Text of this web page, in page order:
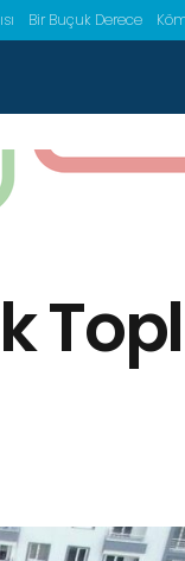
Bir Buçuk Derece